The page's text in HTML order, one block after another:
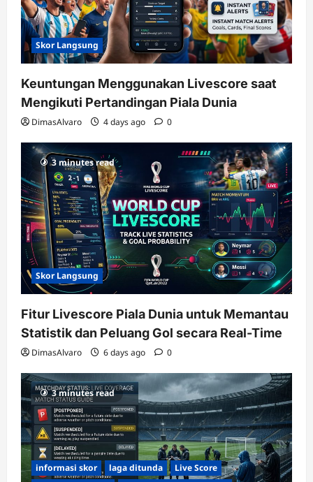
Skor Langsung
Keuntungan Menggunakan Livescore saat
Mengikuti Pertandingan Piala Dunia
DimasAlvaro 4 days ago 0
3 minutes read
Skor Langsung
Fitur Livescore Piala Dunia untuk Memantau
Statistik dan Peluang Gol secara Real-Time
DimasAlvaro 6 days ago 0
3 minutes read
informasi skor laga ditunda
Live Score